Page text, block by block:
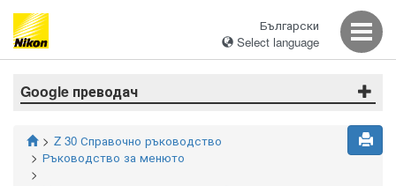
Български
Select language
Google преводач
Z 30 Справочно ръководство
Ръководство за менюто